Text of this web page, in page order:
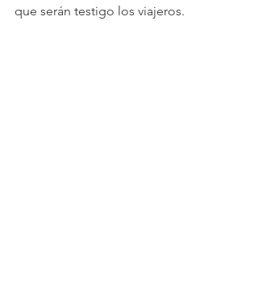
que serán testigo los viajeros.